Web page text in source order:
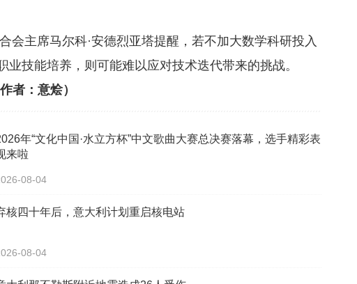
主席马尔科·安德烈亚塔提醒，若不加大数学科研投入
业技能培养，则可能难以应对技术迭代带来的挑战。
者：意烩）
年“文化中国·水立方杯”中文歌曲大赛总决赛落幕，选手精彩表
来啦
08-04
核四十年后，意大利计划重启核电站
08-04